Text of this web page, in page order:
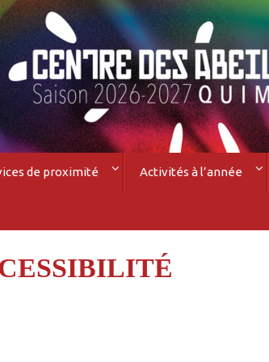
de proximité Activités à l’année